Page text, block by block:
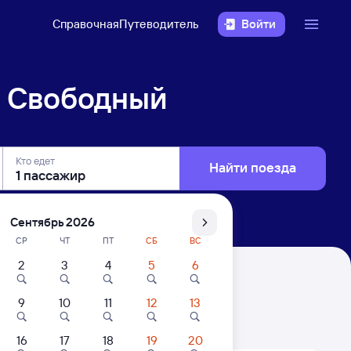
СправочнаяПутеводитель Войти
Кто едет Найти поезда
Цены за 1 пассажира
Сентябрь 2026
СР ЧТ ПТ СБ ВС
2 3 4 5 6
9 10 11 12 13
16 17 18 19 20